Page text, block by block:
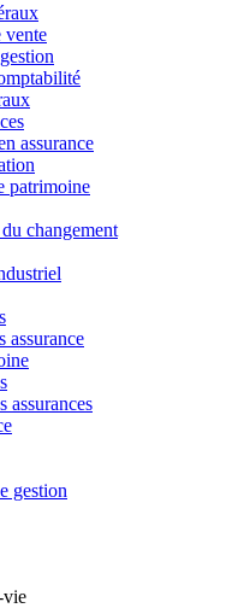
vente
assurance
patrimoine
changement
assurance
assurances
gestion
vie